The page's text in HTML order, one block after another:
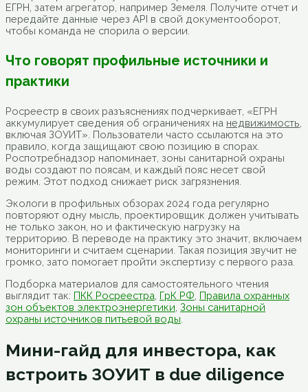
ЕГРН, затем агрегатор, например Земеля. Получите отчет и
передайте данные через API в свой документооборот,
чтобы команда не спорила о версии.
Что говорят профильные источники и
практики
Росреестр в своих разъяснениях подчеркивает, «ЕГРН
аккумулирует сведения об ограничениях на недвижимость,
включая ЗОУИТ». Пользователи часто ссылаются на это
правило, когда защищают свою позицию в спорах.
Роспотребнадзор напоминает, зоны санитарной охраны
воды создают по поясам, и каждый пояс несет свой
режим. Этот подход снижает риск загрязнения.
Экологи в профильных обзорах 2024 года регулярно
повторяют одну мысль, проектировщик должен учитывать
не только закон, но и фактическую нагрузку на
территорию. В переводе на практику это значит, включаем
мониторинги и считаем сценарии. Такая позиция звучит не
громко, зато помогает пройти экспертизу с первого раза.
Подборка материалов для самостоятельного чтения
выглядит так: ПКК Росреестра ГрК РФ Правила охранных
зон объектов электроэнергетики Зоны санитарной
охраны источников питьевой воды
Мини-гайд для инвестора, как
встроить ЗОУИТ в due diligence